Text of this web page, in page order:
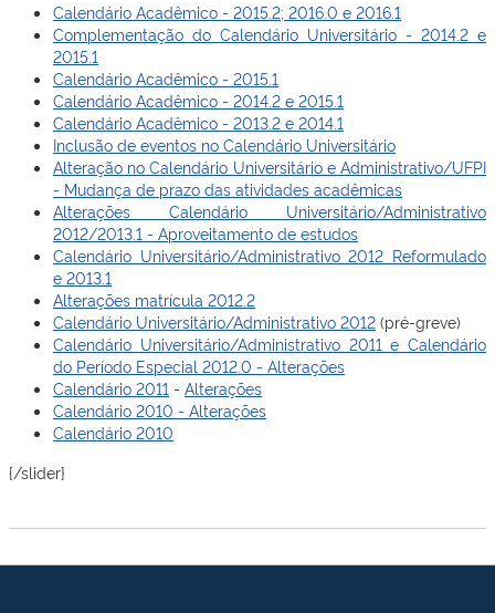
Calendário Acadêmico - 2015.2; 2016.0 e 2016.1
Complementação do Calendário Universitário - 2014.2 e
2015.1
Calendário Acadêmico - 2015.1
Calendário Acadêmico - 2014.2 e 2015.1
Calendário Acadêmico - 2013.2 e 2014.1
Inclusão de eventos no Calendário Universitário
Alteração no Calendário Universitário e Administrativo/UFPI
- Mudança de prazo das atividades acadêmicas
Alterações Calendário Universitário/Administrativo
2012/2013.1 - Aproveitamento de estudos
Calendário Universitário/Administrativo 2012 Reformulado
e 2013.1
Alterações matrícula 2012.2
Calendário Universitário/Administrativo 2012 (pré-greve)
Calendário Universitário/Administrativo 2011 e Calendário
do Período Especial 2012.0 - Alterações
Calendário 2011 - Alterações
Calendário 2010 - Alterações
Calendário 2010
{/slider}